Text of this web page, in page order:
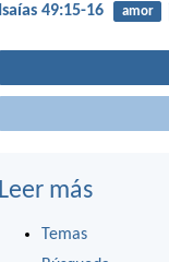
Isaías 49:15-16 amor
Leer más
Temas